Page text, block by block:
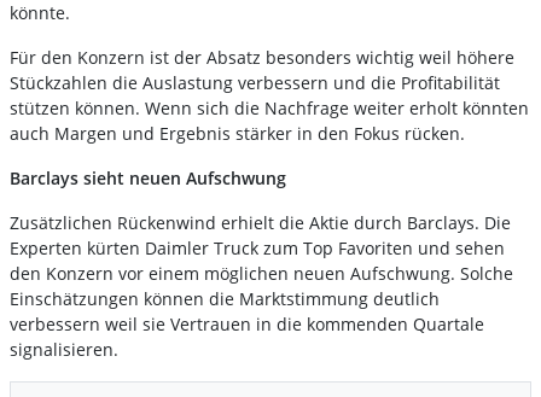
könnte.
Für den Konzern ist der Absatz besonders wichtig weil höhere
Stückzahlen die Auslastung verbessern und die Profitabilität
stützen können. Wenn sich die Nachfrage weiter erholt könnten
auch Margen und Ergebnis stärker in den Fokus rücken.
Barclays sieht neuen Aufschwung
Zusätzlichen Rückenwind erhielt die Aktie durch Barclays. Die
Experten kürten Daimler Truck zum Top Favoriten und sehen
den Konzern vor einem möglichen neuen Aufschwung. Solche
Einschätzungen können die Marktstimmung deutlich
verbessern weil sie Vertrauen in die kommenden Quartale
signalisieren.